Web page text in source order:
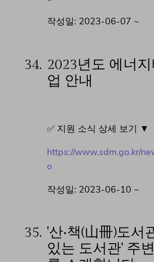
작성일: 2023-06-07 ~
34. 2023년도 에너
업 안내
✅ 지원 소식 상세 보기 ▼
https://www.sdm.go.kr/
o
작성일: 2023-06-10 ~
35. '산‧책(山冊)도서
있는 도서관' 주